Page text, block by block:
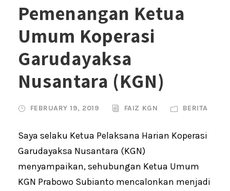
Pemenangan Ketua
Umum Koperasi
Garudayaksa
Nusantara (KGN)
FEBRUARY 19, 2019 FAIZ KGN BERITA
Saya selaku Ketua Pelaksana Harian Koperasi
Garudayaksa Nusantara (KGN)
menyampaikan, sehubungan Ketua Umum
KGN Prabowo Subianto mencalonkan menjadi